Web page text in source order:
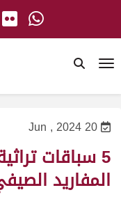
20 Jun , 2024
5 سباقات
المفاريد الصيفي